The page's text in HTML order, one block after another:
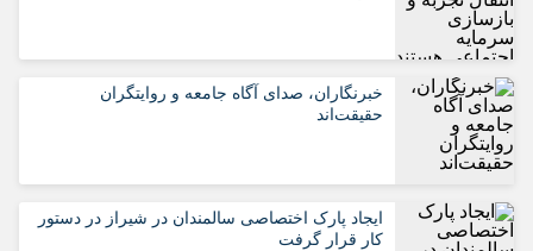
خبرنگاران، صدای آگاه جامعه و روایتگران
حقیقت‌اند
ایجاد پارک اختصاصی سالمندان در شیراز در دستور
کار قرار گرفت